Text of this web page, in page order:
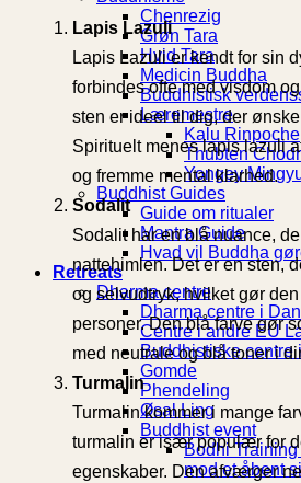
Chenrezig
Grøn Tara
Hvid Tara
Medicin Buddha
Buddhistisk
Læremestre
Kalu Rinpoche
Thubten
Yongey
Buddhist Guides
Guide om ritualer
Mantra Guide
Hvad vil Buddha
Retreats
Dharma centre
Dharma centre i
Centre i andre EU
Buddhistiske centre
Gomde
Phendeling
Øsal Ling
Buddhist event
Bodhi
mod et åbent
Lapis Lazuli
Lapis Lazuli er kendt for sin
forbindes ofte med visdom
sten er ideel til dig, der
Spirituelt menes lapis lazuli
og fremme mental klarhed.
Sodalit
Sodalit har en blå nuance,
nattehimlen. Det er en sten,
og selvudtryk, hvilket gør
personer. Den blå farve gør
med neutrale og blå toner i
Turmalin
Turmalin kommer i mange
turmalin er især populær for
egenskaber. Den afværger